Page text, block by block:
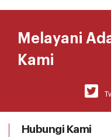
Melayani
Kami
Hubungi Kami